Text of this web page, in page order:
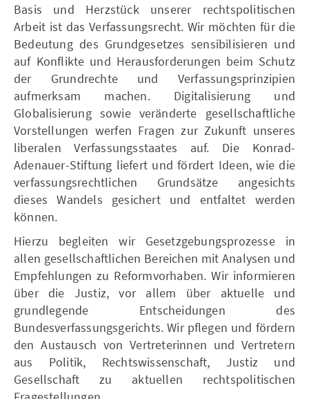
Basis und Herzstück unserer rechtspolitischen
Arbeit ist das Verfassungsrecht. Wir möchten für die
Bedeutung des Grundgesetzes sensibilisieren und
auf Konflikte und Herausforderungen beim Schutz
der Grundrechte und Verfassungsprinzipien
aufmerksam machen. Digitalisierung und
Globalisierung sowie veränderte gesellschaftliche
Vorstellungen werfen Fragen zur Zukunft unseres
liberalen Verfassungsstaates auf. Die Konrad-
Adenauer-Stiftung liefert und fördert Ideen, wie die
verfassungsrechtlichen Grundsätze angesichts
dieses Wandels gesichert und entfaltet werden
können.
Hierzu begleiten wir Gesetzgebungsprozesse in
allen gesellschaftlichen Bereichen mit Analysen und
Empfehlungen zu Reformvorhaben. Wir informieren
über die Justiz, vor allem über aktuelle und
grundlegende Entscheidungen des
Bundesverfassungsgerichts. Wir pflegen und fördern
den Austausch von Vertreterinnen und Vertretern
aus Politik, Rechtswissenschaft, Justiz und
Gesellschaft zu aktuellen rechtspolitischen